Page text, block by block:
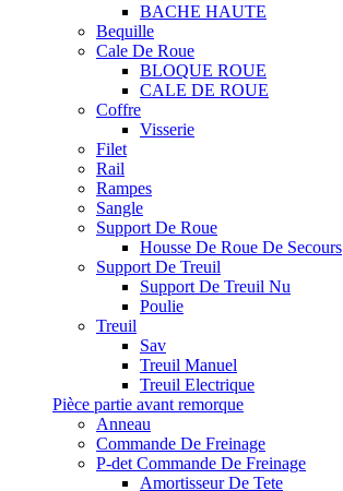
BACHE HAUTE
Bequille
Cale De Roue
BLOQUE ROUE
CALE DE ROUE
Coffre
Visserie
Filet
Rail
Rampes
Sangle
Support De Roue
Housse De Roue De Secours
Support De Treuil
Support De Treuil Nu
Poulie
Treuil
Sav
Treuil Manuel
Treuil Electrique
Pièce partie avant remorque
Anneau
Commande De Freinage
P-det Commande De Freinage
Amortisseur De Tete